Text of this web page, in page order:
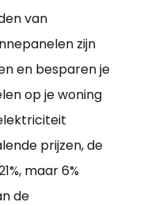
van
zijn
en besparen je
op je woning
prijzen, de
maar 6%
de